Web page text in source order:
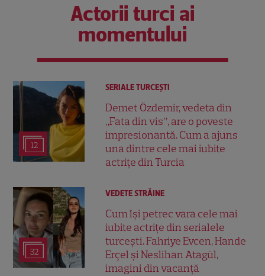
Actorii turci ai
momentului
12
SERIALE TURCEŞTI
Demet Özdemir, vedeta din
„Fata din vis”, are o poveste
impresionantă. Cum a ajuns
una dintre cele mai iubite
actrițe din Turcia
32
VEDETE STRĂINE
Cum își petrec vara cele mai
iubite actrițe din serialele
turcești. Fahriye Evcen, Hande
Erçel și Neslihan Atagül,
imagini din vacanță